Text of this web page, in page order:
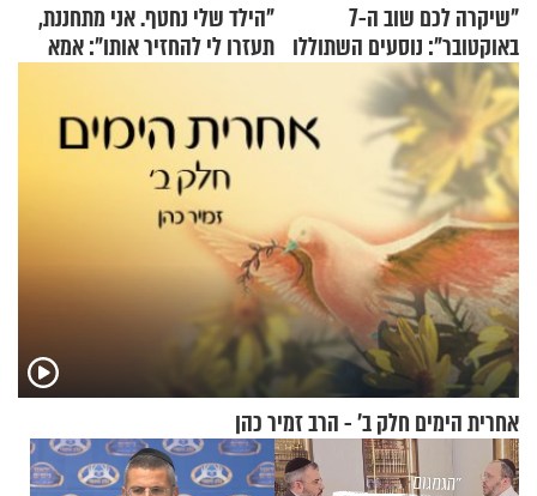
"שיקרה לכם שוב ה-7
באוקטובר": נוסעים השתוללו
בטיסה לפרנקפורט ונעצרו
לאחר שתקפו שוטרים
"הילד שלי נחטף. אני מתחננת,
תעזרו לי להחזיר אותו": אמא
אחרית הימים חלק ב’ - הרב זמיר כהן